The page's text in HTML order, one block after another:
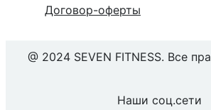
Договор-оферты
@ 2024 SEVEN FITNESS. Все
Наши соц.сети